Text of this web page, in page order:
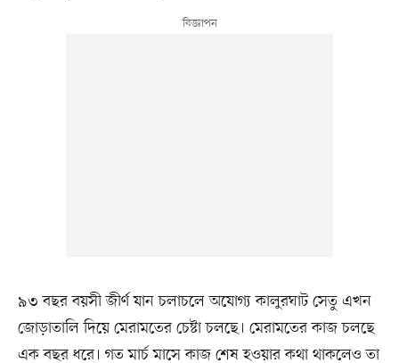
৯৩ বছর বয়সী জীর্ণ যান চলাচলে অযোগ্য কালুরঘাট সেতু এখন
জোড়াতালি দিয়ে মেরামতের চেষ্টা চলছে। মেরামতের কাজ চলছে
এক বছর ধরে। গত মার্চ মাসে কাজ শেষ হওয়ার কথা থাকলেও তা